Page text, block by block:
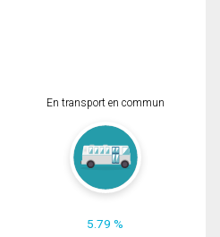
En transport en commun
5.79 %